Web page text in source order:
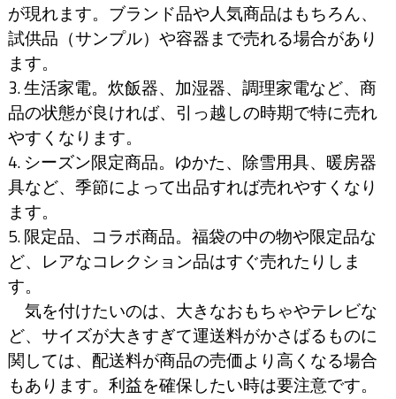
が現れます。ブランド品や人気商品はもちろん、
試供品（サンプル）や容器まで売れる場合があり
ます。
3. 生活家電。炊飯器、加湿器、調理家電など、商
品の状態が良ければ、引っ越しの時期で特に売れ
やすくなります。
4. シーズン限定商品。ゆかた、除雪用具、暖房器
具など、季節によって出品すれば売れやすくなり
ます。
5. 限定品、コラボ商品。福袋の中の物や限定品な
ど、レアなコレクション品はすぐ売れたりしま
す。
気を付けたいのは、大きなおもちゃやテレビな
ど、サイズが大きすぎて運送料がかさばるものに
関しては、配送料が商品の売価より高くなる場合
もあります。利益を確保したい時は要注意です。